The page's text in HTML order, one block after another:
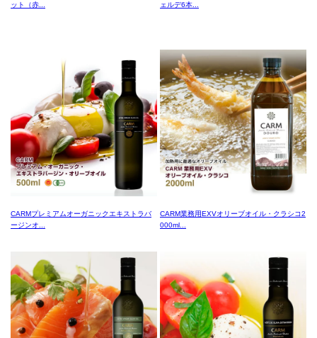
ット（赤...
ェルデ6本...
CARMプレミアムオーガニックエキストラバ
ージンオ...
CARM業務用EXVオリーブオイル・クラシコ2
000ml...